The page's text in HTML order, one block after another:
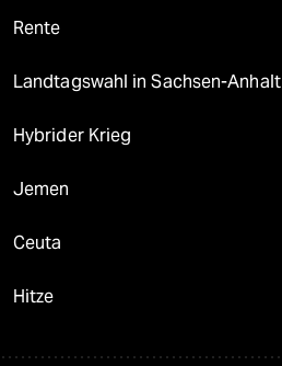
Rente
Landtagswahl in Sachsen-Anhalt
Hybrider Krieg
Jemen
Ceuta
Hitze